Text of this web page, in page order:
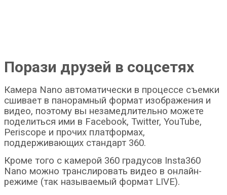
Порази друзей в соцсетях
Камера Nano автоматически в процессе съемки
сшивает в панорамный формат изображения и
видео, поэтому вы незамедлительно можете
поделиться ими в Facebook, Twitter, YouTube,
Periscope и прочих платформах,
поддерживающих стандарт 360.
Кроме того с камерой 360 градусов Insta360
Nano можно транслировать видео в онлайн-
режиме (так называемый формат LIVE).